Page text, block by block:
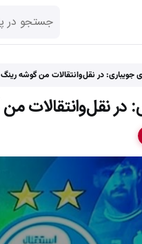
جویباری: در نقل‌وانتقالات من گوشه
در نقل‌وانتقالات